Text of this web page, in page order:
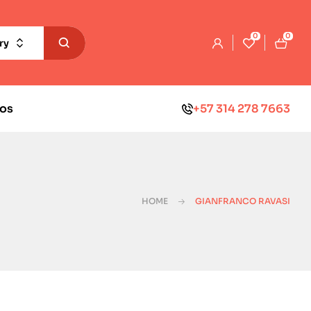
0 0
+57 314 278 7663
HOME GIANFRANCO RAVASI